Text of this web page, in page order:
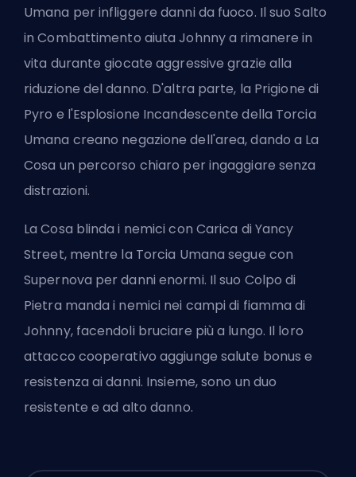
Umana per infliggere danni da fuoco. Il suo Salto
in Combattimento aiuta Johnny a rimanere in
vita durante giocate aggressive grazie alla
riduzione del danno. D'altra parte, la Prigione di
Pyro e l'Esplosione Incandescente della Torcia
Umana creano negazione dell'area, dando a La
Cosa un percorso chiaro per ingaggiare senza
distrazioni.
La Cosa blinda i nemici con Carica di Yancy
Street, mentre la Torcia Umana segue con
Supernova per danni enormi. Il suo Colpo di
Pietra manda i nemici nei campi di fiamma di
Johnny, facendoli bruciare più a lungo. Il loro
attacco cooperativo aggiunge salute bonus e
resistenza ai danni. Insieme, sono un duo
resistente e ad alto danno.